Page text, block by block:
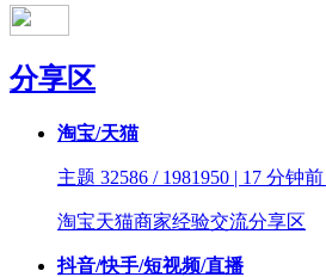
分享区
淘宝/天猫
主题 32586 / 1981950 | 17 分钟前
淘宝天猫商家经验交流分享区
抖音/快手/短视频/直播